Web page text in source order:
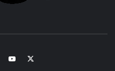
YoutubeTwitter